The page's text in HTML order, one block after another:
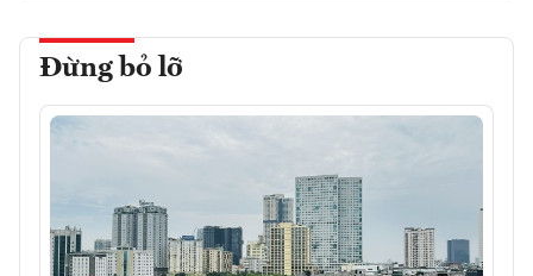
Đừng bỏ lỡ